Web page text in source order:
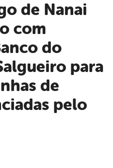
com
do
para
de
pelo